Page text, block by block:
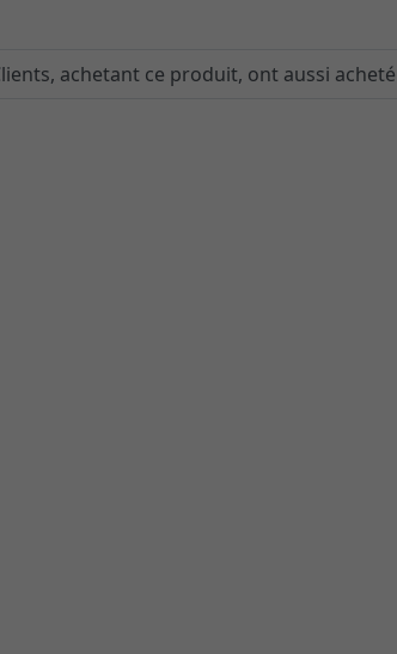
achetant ce produit, ont aussi acheté